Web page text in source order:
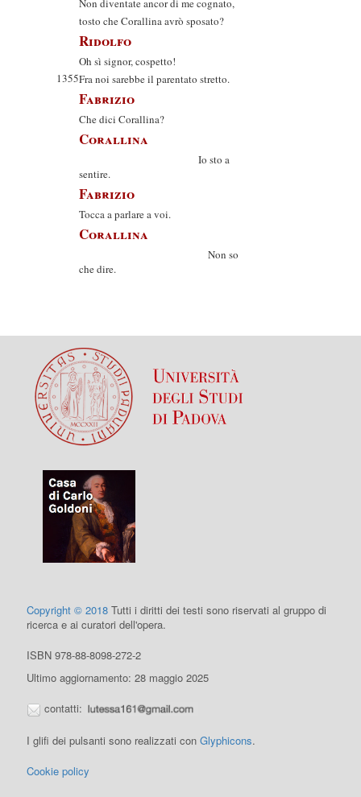
Non diventate ancor di me cognato,
tosto che Corallina avrò sposato?
Ridolfo
Oh sì signor, cospetto!
1355Fra noi sarebbe il parentato stretto.
Fabrizio
Che dici Corallina?
Corallina
Io sto a
sentire.
Fabrizio
Tocca a parlare a voi.
Corallina
Non so
che dire.
Copyright © 2018 Tutti i diritti dei testi sono riservati al gruppo di
ricerca e ai curatori dell'opera.
ISBN 978-88-8098-272-2
Ultimo aggiornamento: 28 maggio 2025
contatti:
I glifi dei pulsanti sono realizzati conGlyphicons.
Cookie policy